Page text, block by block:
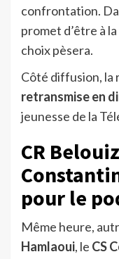
confrontation.
promet d’être à
choix pèsera.
Côté diffusion, la
retransmise en
jeunesse de la
CR
pour le
Même heure,
Hamlaoui, le CS